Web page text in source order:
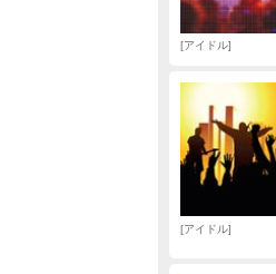
アイドル
アイドル